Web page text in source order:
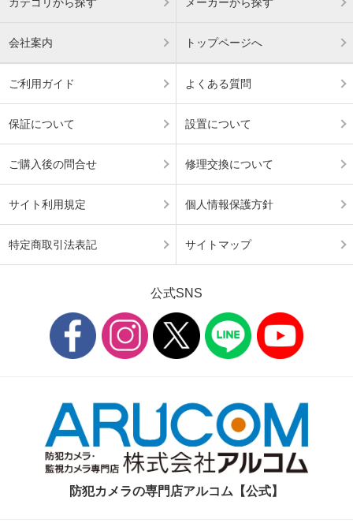
会社案内 トップページへ
ご利用ガイド よくある質問
保証について 設置について
ご購入後の問合せ 修理交換について
サイト利用規定 個人情報保護方針
特定商取引法表記 サイトマップ
公式SNS
防犯カメラの専門店アルコム【公式】